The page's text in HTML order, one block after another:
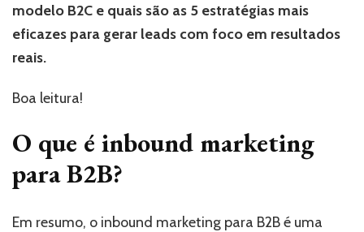
modelo B2C e quais são as 5 estratégias mais
eficazes para gerar leads com foco em resultados
reais.
Boa leitura!
O que é inbound marketing
para B2B?
Em resumo, o inbound marketing para B2B é uma